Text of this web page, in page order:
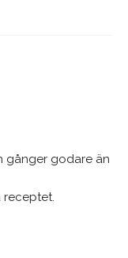
gånger godare än
receptet.